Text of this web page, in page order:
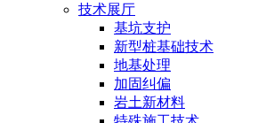
技术展厅
基坑支护
新型桩基础技术
地基处理
加固纠偏
岩土新材料